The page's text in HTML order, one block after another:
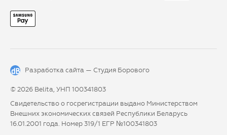
Разработка сайта — Студия Борового
© 2026 Belita, УНП 100341803
Свидетельство о госрегистрации выдано Министерством
Внешних экономических связей Республики Беларусь
16.01.2001 года. Номер 319/1 ЕГР №100341803